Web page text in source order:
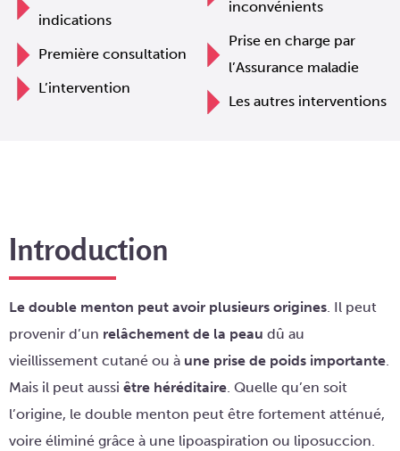
indications
Première consultation
L’intervention
inconvénients
Prise en charge par
l’Assurance maladie
Les autres interventions
Introduction
Le double menton peut avoir plusieurs origines. Il peut
provenir d’un relâchement de la peau dû au
vieillissement cutané ou à une prise de poids importante.
Mais il peut aussi être héréditaire. Quelle qu’en soit
l’origine, le double menton peut être fortement atténué,
voire éliminé grâce à une lipoaspiration ou liposuccion.